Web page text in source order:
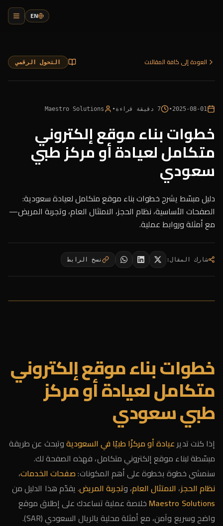
EN
العودة إلى كافة المقالات التحول الرقمي
2025-08-01
•
7 دقيقة قراءة•
Maestro Solutions
خطوات بناء موقع إلكتروني
متكامل لعيادة أو مركز طبي
سعودي
دليل مبسّط يشرح خطوات بناء موقع متكامل لعيادة سعودية:
الصفحات الأساسية، نظام الحجز، الامتثال العام، وتجربة المريض—
مع أمثلة وروابط عملية.
شارك المقال: نسخ الرابط
خطوات بناء موقع إلكتروني
متكامل لعيادة أو مركز
طبي سعودي
إذا كنت تديرعيادة أو مركزًا طبيًا في السعوديةوتبحث عن طريقة
مبسّطة لبناء موقع إلكتروني متكامل، فهذه الصفحة لك.
سنمشي خطوة بخطوة على أهم المكونات:صفحات الخدمات،
نظام الحجز، الامتثال العام، وتجربة المريض. يقدّم هذا الدليل من
Maestro Solutions خلاصة عملية تساعدك على إطلاق موقع
واضح وسريع وآمن، مع أمثلة محلية بالريال السعودي (SAR).